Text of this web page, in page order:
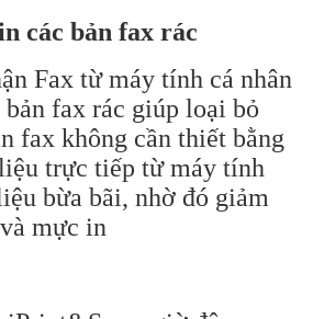
các bản fax rác
Fax từ máy tính cá nhân
fax rác giúp loại bỏ
fax không cần thiết bằng
trực tiếp từ máy tính
bừa bãi, nhờ đó giảm
mực in